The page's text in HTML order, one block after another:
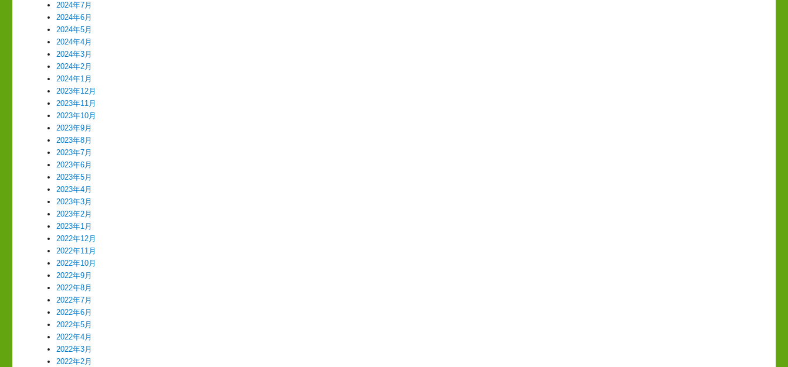
2024年7月
2024年6月
2024年5月
2024年4月
2024年3月
2024年2月
2024年1月
2023年12月
2023年11月
2023年10月
2023年9月
2023年8月
2023年7月
2023年6月
2023年5月
2023年4月
2023年3月
2023年2月
2023年1月
2022年12月
2022年11月
2022年10月
2022年9月
2022年8月
2022年7月
2022年6月
2022年5月
2022年4月
2022年3月
2022年2月